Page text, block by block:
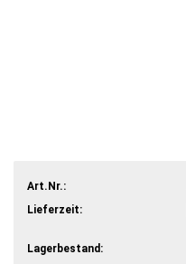
Art.Nr.:
Lieferzeit:
Lagerbestand: